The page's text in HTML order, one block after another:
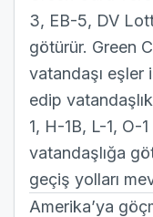
3, EB-5, DV
götürür. Green
vatandaşı eşler
edip
1, H-1B, L-1, O-
vatandaşlığa
geçiş yolları
Amerika’ya